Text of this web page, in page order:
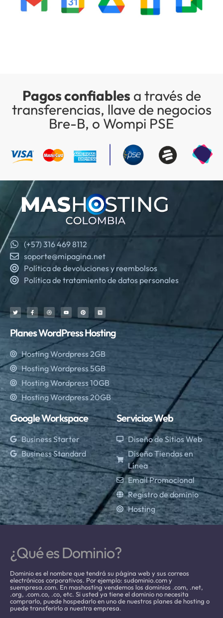
Pagos confiables a través de
transferencias, llave de negocios
Bre-B, o Wompi PSE
(+57) 316 469 8112
soporte@mipagina.net
Política de devoluciones y reembolsos
Política de tratamiento de datos personales
Planes WordPress Hosting
Hosting Wordpress 2GB
Hosting Wordpress 5GB
Hosting Wordpress 10GB
Hosting Wordpress 20GB
Google Workspace
Business Starter
Business Standard
Servicios Web
Diseño de Sitios Web
Diseño Tiendas en
Línea
Email Promocional
Registro de dominio
Hosting
¿Qué es Dominio?
Dominio es el nombre que tendrá su página web y sus correos
electrónicos corporativos. Por ejemplo: sudominio.com y
suempresa.com. En mashosting vendemos los dominios .com, .net,
.org, .com.co, .co, etc. Si usted ya tiene el dominio no necesita
comprarlo, puede hospedarlo en uno de nuestros planes de hosting o
puede transferirlo a nuestra empresa.